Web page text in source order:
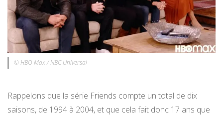
© HBO Max / NBC Universal
Rappelons que la série Friends compte un total de dix
saisons, de 1994 à 2004, et que cela fait donc 17 ans que